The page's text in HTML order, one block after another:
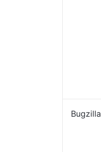
Bugzilla